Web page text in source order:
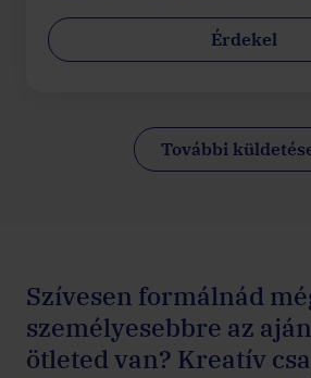
Érdekel
További
Szívesen formálnád
személyesebbre az
ötleted van? Kreatív